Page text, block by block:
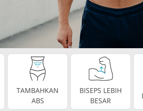
TAMBAHKAN
ABS
BISEPS LEBIH
BESAR